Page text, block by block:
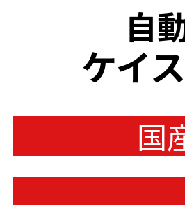
自
ケイ
国